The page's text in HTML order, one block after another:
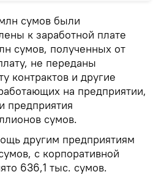
сумов были
к заработной плате
сумов, полученных от
не переданы
контрактов и другие
на предприятии,
предприятия
сумов.
другим предприятиям
с корпоративной
636,1 тыс. сумов.